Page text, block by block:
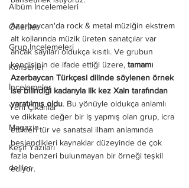
Albüm İncelemeleri
Öneriler
Grup İncelemeleri
Konserler
İncelemeler
Yeni Çıkanlar
Magazin
Keşif Yazıları
deliler
Azerbaycan'da rock & metal müziğin ekstrem
alt kollarında müzik üreten sanatçılar var
ancak sayıları oldukça kısıtlı. Ve grubun
kendisinin de ifade ettiği üzere, tamamı
Azerbaycan Türkçesi dilinde söylenen örnek
ise bilindiği kadarıyla ilk kez Xain tarafından
yaratılmış oldu. Bu yönüyle oldukça anlamlı
ve dikkate değer bir iş yapmış olan grup, icra
ettikleri tür ve sanatsal ilham anlamında
beslendikleri kaynaklar düzeyinde de çok
fazla benzeri bulunmayan bir örneği teşkil
ediyor.